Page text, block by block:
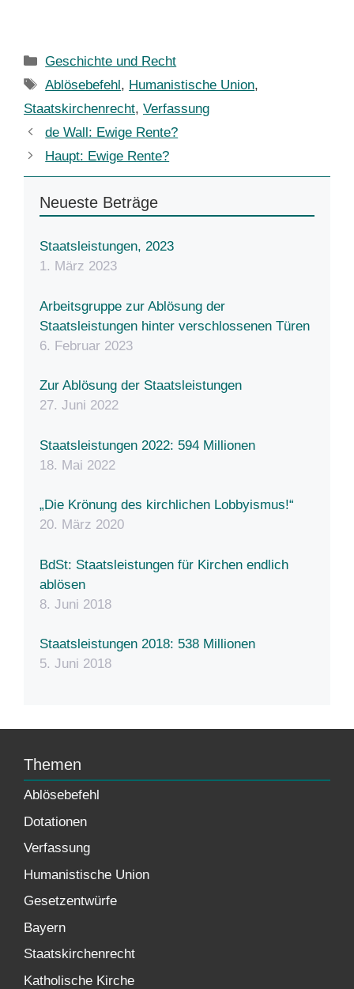
Kategorien
Geschichte und Recht
Schlagwörter
Ablösebefehl, Humanistische Union,
Staatskirchenrecht, Verfassung
de Wall: Ewige Rente?
Haupt: Ewige Rente?
Neueste Beträge
Staatsleistungen, 2023
1. März 2023
Arbeitsgruppe zur Ablösung der
Staatsleistungen hinter verschlossenen Türen
6. Februar 2023
Zur Ablösung der Staatsleistungen
27. Juni 2022
Staatsleistungen 2022: 594 Millionen
18. Mai 2022
„Die Krönung des kirchlichen Lobbyismus!“
20. März 2020
BdSt: Staatsleistungen für Kirchen endlich
ablösen
8. Juni 2018
Staatsleistungen 2018: 538 Millionen
5. Juni 2018
Themen
Ablösebefehl
Dotationen
Verfassung
Humanistische Union
Gesetzentwürfe
Bayern
Staatskirchenrecht
Katholische Kirche